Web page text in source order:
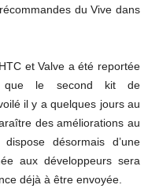
du Vive dans
et Valve a été reportée
que le second kit de
il y a quelques jours au
des améliorations au
désormais d’une
aux développeurs sera
déjà à être envoyée.